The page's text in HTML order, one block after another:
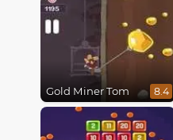
Gold Miner Tom 8.4